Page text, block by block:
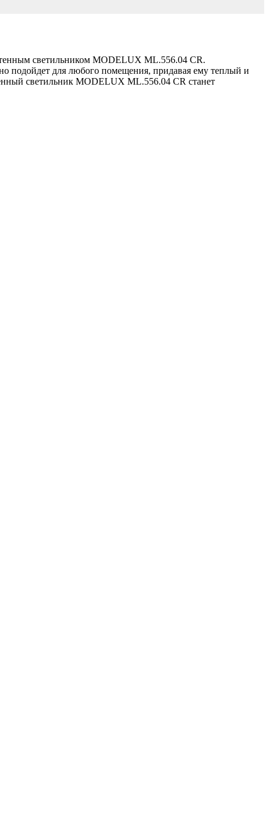
светильником MODELUX ML.556.04 CR.
подойдет для любого помещения, придавая ему теплый и
светильник MODELUX ML.556.04 CR станет